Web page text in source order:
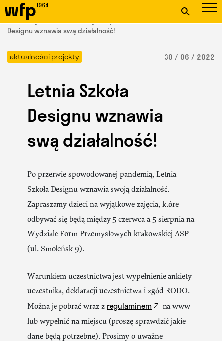
Oficjalna witryna
Wydziału Form
Przemysłowych ASP w
Krakowie
wpisz szukaną frazę
/ Wydział Form Przemysłowych /
Designu wznawia swą działalność!
aktualności projekty 30 / 06 / 2022
Letnia Szkoła
Designu wznawia
swą działalność!
Po przerwie spowodowanej pandemią, Letnia
Szkoła Designu wznawia swoją działalność.
Zapraszamy dzieci na wyjątkowe zajęcia, które
odbywać się będą między 5 czerwca a 5 sierpnia na
Wydziale Form Przemysłowych krakowskiej ASP
(ul. Smoleńsk 9).
Warunkiem uczestnictwa jest wypełnienie ankiety
uczestnika, deklaracji uczestnictwa i zgód RODO.
Można je pobrać wraz z regulaminem
na www
lub wypełnić na miejscu (proszę sprawdzić jakie
dane będą potrzebne). Prosimy o uważne